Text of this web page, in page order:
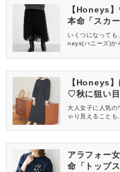
【Honeys
本命「スカ
いくつになっても
neys(ハニーズ)か
ットしてください
【Honeys
♡秋に狙い
大人女子に人気の
ゃり見えること
して、自信を持
アラフォー
命「トップ